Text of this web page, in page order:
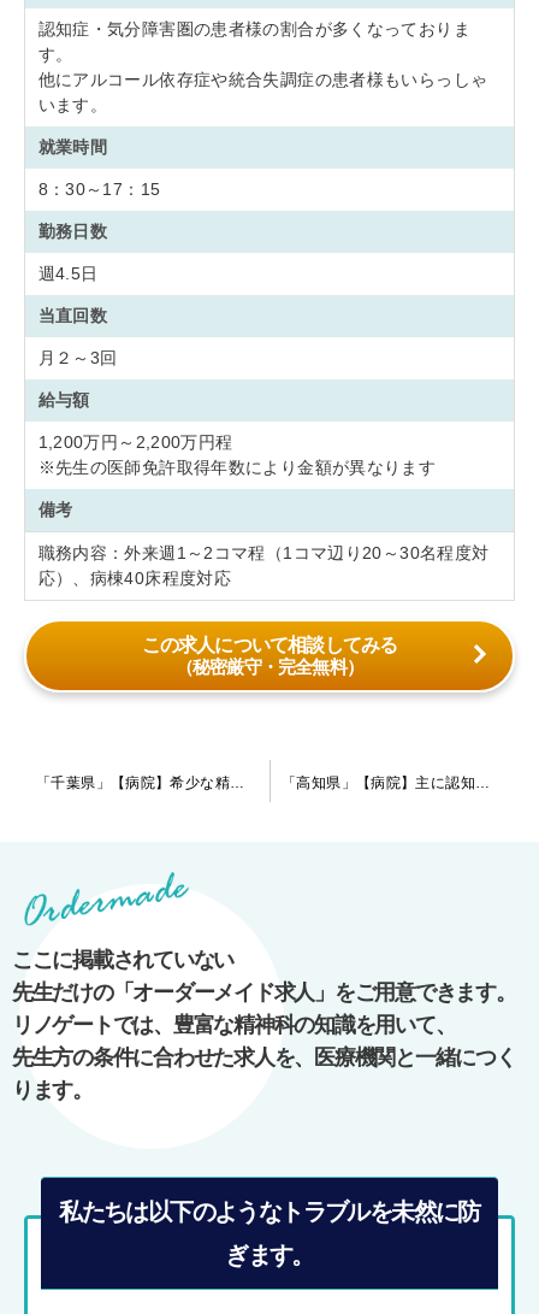
認知症・気分障害圏の患者様の割合が多くなっておりま
す。
他にアルコール依存症や統合失調症の患者様もいらっしゃ
います。
就業時間
8：30～17：15
勤務日数
週4.5日
当直回数
月２～3回
給与額
1,200万円～2,200万円程
※先生の医師免許取得年数により金額が異なります
備考
職務内容：外来週1～2コマ程（1コマ辺り20～30名程度対
応）、病棟40床程度対応
この求人について相談してみる
（秘密厳守・完全無料）
ゲ
シ
ョ
ン
「千葉県」【病院】希少な精神科のリエゾン案件です！急性期のリエゾンや、緩和ケア病棟の精神科領域にご対応頂きます。転居・住宅手当等の福利厚生も充実しています◎ 「高知県」【病院】主に認知症の患者様を対応している病院です。小規模な病院で腰を据えて長く働きたいとお考えの先生にお勧めです。
ここに掲載されていない
先生だけの「オーダーメイド求人」をご用意できます。
リノゲートでは、豊富な精神科の知識を用いて、
先生方の条件に合わせた求人を、医療機関と一緒につく
ります。
私たちは以下のようなトラブルを未然に防
ぎます。